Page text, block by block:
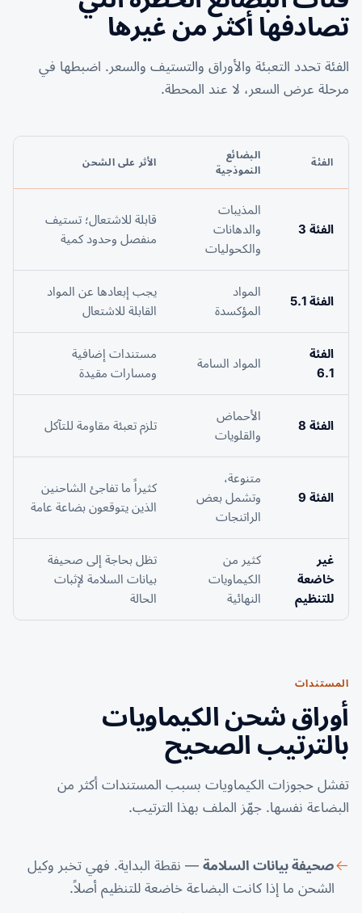
تصادفها أكثر من غيرها
الفئة تحدد التعبئة والأوراق والتستيف والسعر. اضبطها في
مرحلة عرض السعر، لا عند المحطة.
الفئة
البضائع
النموذجية
الأثر على الشحن
الفئة 3
المذيبات
والدهانات
والكحوليات
قابلة للاشتعال؛ تستيف
منفصل وحدود كمية
الفئة 5.1
المواد
المؤكسدة
يجب إبعادها عن المواد
القابلة للاشتعال
الفئة
6.1
المواد السامة
مستندات إضافية
ومسارات مقيدة
الفئة 8
الأحماض
والقلويات
تلزم تعبئة مقاومة للتآكل
الفئة 9
متنوعة،
وتشمل بعض
الراتنجات
كثيراً ما تفاجئ الشاحنين
الذين يتوقعون بضاعة عامة
غير
خاضعة
للتنظيم
كثير من
الكيماويات
النهائية
تظل بحاجة إلى صحيفة
بيانات السلامة لإثبات
الحالة
المستندات
أوراق شحن الكيماويات
بالترتيب الصحيح
تفشل حجوزات الكيماويات بسبب المستندات أكثر من
البضاعة نفسها. جهّز الملف بهذا الترتيب.
صحيفة بيانات السلامة — نقطة البداية. فهي تخبر وكيل
الشحن ما إذا كانت البضاعة خاضعة للتنظيم أصلاً.